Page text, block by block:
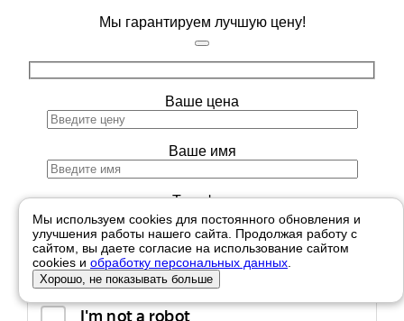
Мы гарантируем лучшую цену!
Ваше цена
Ваше имя
Телефон
Сайт, где дешевле
Мы используем cookies для постоянного обновления и
улучшения работы нашего сайта. Продолжая работу с
сайтом, вы даете согласие на использование сайтом
cookies и обработку персональных данных
Хорошо, не показывать больше